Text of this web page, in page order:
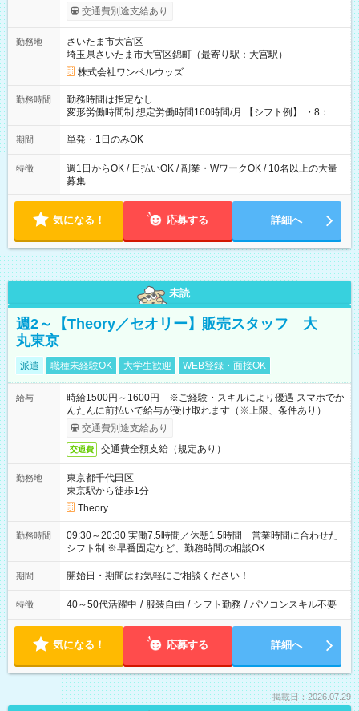
いOK！（規定あり） ┗働いたその日に現金GET♪ お仕事後はコ
ンビニATMから 日払い分を引き落とせます！ 【試用期間】試
交通費別途支給あり
勤務地
さいたま市大宮区
埼玉県さいたま市大宮区錦町（最寄り駅：大宮駅）
株式会社ワンベルウッズ
勤務時間
勤務時間は指定なし
変形労働時間制 想定労働時間160時間/月 【シフト例】 ・8：00
～21：00
期間 単発・1日のみOK
特徴
週1日からOK / 日払いOK / 副業・WワークOK / 10名以上の大量
募集
気になる！ 応募する 詳細へ
未読
週2～【Theory／セオリー】販売スタッフ 大
丸東京
派遣 職種未経験OK 大学生歓迎 WEB登録・面接OK
給与
時給1500円～1600円 ※ご経験・スキルにより優遇 スマホでか
んたんに前払いで給与が受け取れます（※上限、条件あり）
交通費別途支給あり
交通費 交通費全額支給（規定あり）
勤務地
東京都千代田区
東京駅から徒歩1分
Theory
勤務時間
09:30～20:30 実働7.5時間／休憩1.5時間 営業時間に合わせた
シフト制 ※早番固定など、勤務時間の相談OK
期間 開始日・期間はお気軽にご相談ください！
特徴 40～50代活躍中 / 服装自由 / シフト勤務 / パソコンスキル不要
気になる！ 応募する 詳細へ
掲載日：2026.07.29